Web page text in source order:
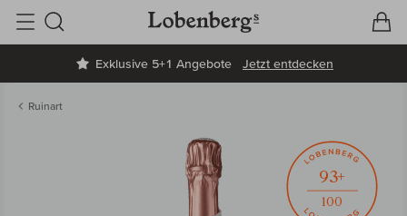
Exklusive 5+1 Angebote Jetzt entdecken
Suche
Ruinart
93+
100